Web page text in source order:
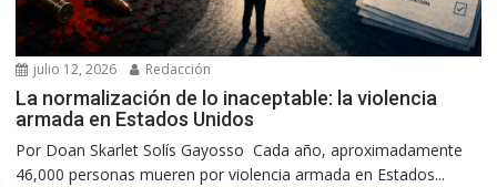
julio 12, 2026 Redacción
La normalización de lo inaceptable: la violencia
armada en Estados Unidos
Por Doan Skarlet Solís Gayosso Cada año, aproximadamente
46,000 personas mueren por violencia armada en Estados...